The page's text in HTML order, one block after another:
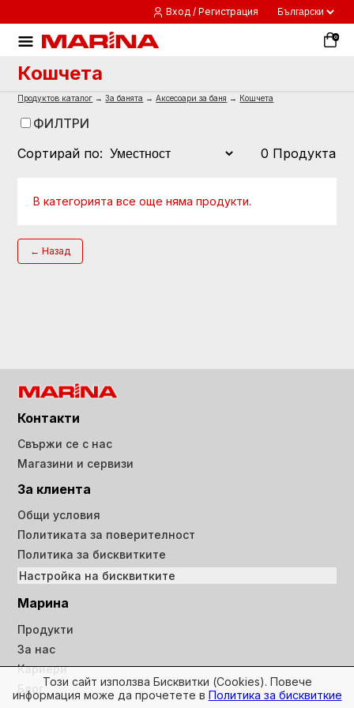
Вход / Регистрация
0
Кошчета
Продуктов каталог →За банята →Аксесоари за баня → Кошчета
ФИЛТРИ
Сортирай по:
0 Продукта
В категорията все още няма продукти.
← Назад
Контакти
Свържи се с нас
Магазини и сервизи
За клиента
Общи условия
Политиката за поверителност
Политика за бисквитките
Настройка на бисквитките
Марина
Продукти
За нас
Кариери
Блог
Този сайт използва Бисквитки (Cookies). Повече
информация може да прочетете в Политика за бисквиткие